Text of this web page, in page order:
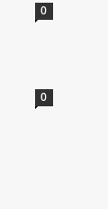
0
0